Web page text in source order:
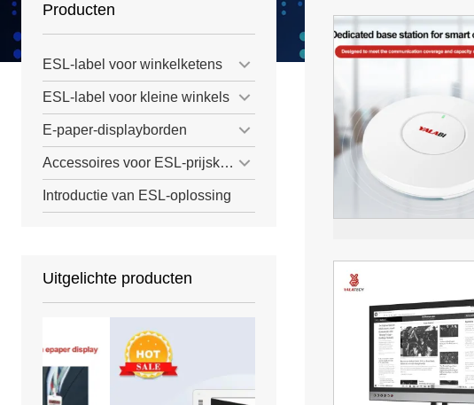
Producten
ESL-label voor winkelketens
ESL-label voor kleine winkels
E-paper-displayborden
Accessoires voor ESL-prijskaartjes
Introductie van ESL-oplossing
Uitgelichte producten